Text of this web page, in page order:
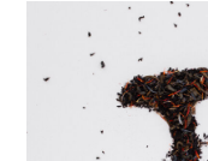
NUTRITION
MÉDECINE